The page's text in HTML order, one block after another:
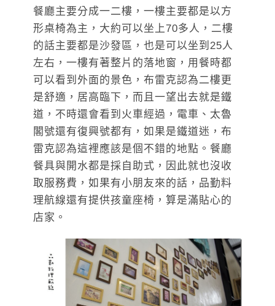
餐廳主要分成一二樓，一樓主要都是以方
形桌椅為主，大約可以坐上70多人，二樓
的話主要都是沙發區，也是可以坐到25人
左右，一樓有著整片的落地窗，用餐時都
可以看到外面的景色，布雷克認為二樓更
是舒適，居高臨下，而且一望出去就是鐵
道，不時還會看到火車經過，電車、太魯
閣號還有復興號都有，如果是鐵道迷，布
雷克認為這裡應該是個不錯的地點。餐廳
餐具與開水都是採自助式，因此就也沒收
取服務費，如果有小朋友來的話，品勤料
理航線還有提供孩童座椅，算是滿貼心的
店家。